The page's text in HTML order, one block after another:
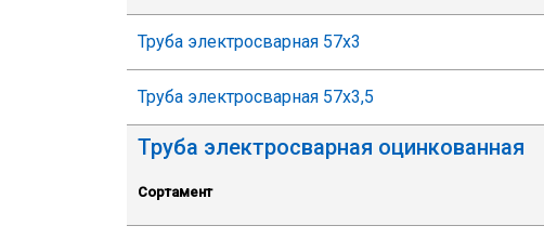
Труба электросварная 57х3
Труба электросварная 57х3,5
Труба электросварная оцинкованная
Сортамент